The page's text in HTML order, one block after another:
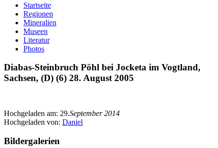
Startseite
Regionen
Mineralien
Museen
Literatur
Photos
Diabas-Steinbruch Pöhl bei Jocketa im Vogtland,
Sachsen, (D) (6) 28. August 2005
Hochgeladen am: 29.September 2014
Hochgeladen von: Daniel
Bildergalerien